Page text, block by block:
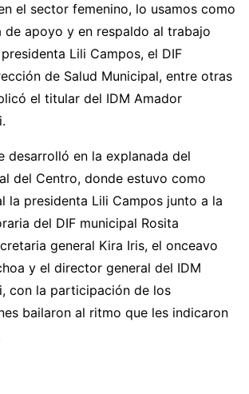
el sector femenino, lo usamos como
de apoyo y en respaldo al trabajo
Lili Campos, el DIF
de Salud Municipal, entre otras
el titular del IDM Amador
desarrolló en la explanada del
del Centro, donde estuvo como
la presidenta Lili Campos junto a la
del DIF municipal Rosita
general Kira Iris, el onceavo
y el director general del IDM
con la participación de los
bailaron al ritmo que les indicaron